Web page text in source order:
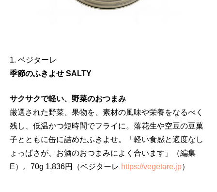
1. ベジターレ
季節のふきよせ SALTY
サクサクで軽い、野菜のおつまみ
厳選された野菜、果物を、素材の風味や栄養をなるべく
残し、低温かつ短時間でフライに。落花生や空豆の豆菓
子とともに缶に詰めたふきよせ。「軽い食感と適度なし
ょっぱさが、お酒のおつまみによく合います」（編集
E）。70g 1,836円（ベジターレ https://vegetare.jp）